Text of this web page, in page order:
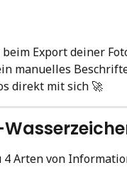
Export deiner
manuelles
direkt mit sich 🚀
Arten von